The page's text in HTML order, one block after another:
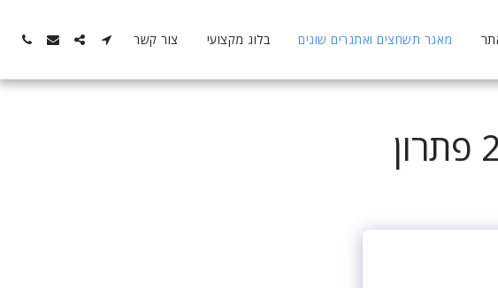
מאגר תשחצים ואתגרים שונים בלוג מקצועי צור קשר